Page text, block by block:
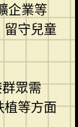
企業等
守兒童
眾需
植等方面